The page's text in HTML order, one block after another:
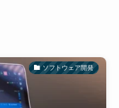
ソフトウェア開発